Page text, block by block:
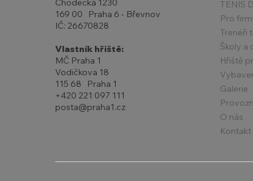
Chodecká 1230
169 00 Praha 6 - Břevnov
IČ: 26670828
Vlastník hřiště:
MČ Praha 1
Vodičkova 18
115 68 Praha 1
+420 221 097 111
posta@praha1.cz
TENIS
Pro
Trenéři
Školy a
Hřiště
Galerie
O nás
Kontakt